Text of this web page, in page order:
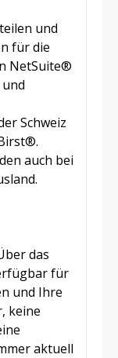
und
für die
NetSuite®
Schweiz
auch bei
das
für
und Ihre
keine
aktuell